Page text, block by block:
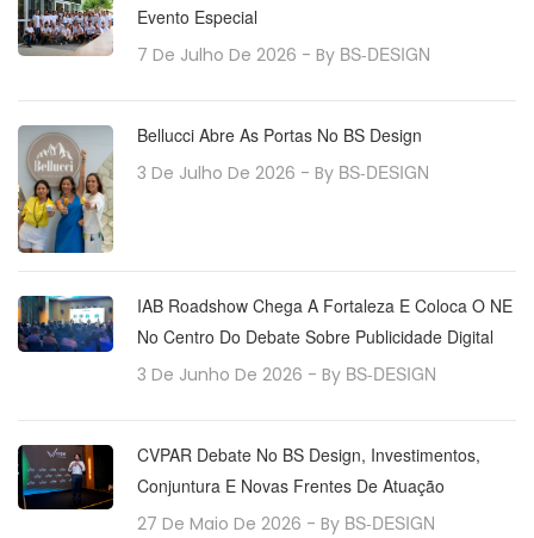
Evento Especial
7 De Julho De 2026 - By BS-DESIGN
Bellucci Abre As Portas No BS Design
3 De Julho De 2026 - By BS-DESIGN
IAB Roadshow Chega A Fortaleza E Coloca O NE
No Centro Do Debate Sobre Publicidade Digital
3 De Junho De 2026 - By BS-DESIGN
CVPAR Debate No BS Design, Investimentos,
Conjuntura E Novas Frentes De Atuação
27 De Maio De 2026 - By BS-DESIGN